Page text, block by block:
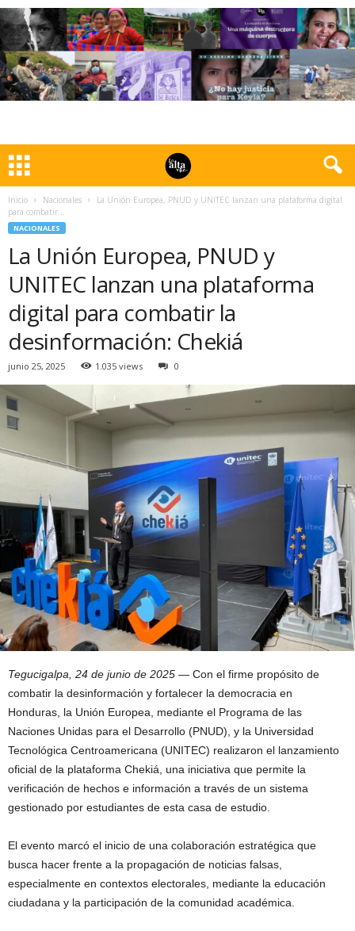
Inicio Nacionales
La Unión Europea, PNUD y UNITEC lanzan una plataforma digital
para combatir...
NACIONALES
La Unión Europea, PNUD y
UNITEC lanzan una plataforma
digital para combatir la
desinformación: Chekiá
junio 25, 2025 1.035 views 0
Tegucigalpa, 24 de junio de 2025 — Con el firme propósito de
combatir la desinformación y fortalecer la democracia en
Honduras, la Unión Europea, mediante el Programa de las
Naciones Unidas para el Desarrollo (PNUD), y la Universidad
Tecnológica Centroamericana (UNITEC) realizaron el lanzamiento
oficial de la plataforma Chekiá, una iniciativa que permite la
verificación de hechos e información a través de un sistema
gestionado por estudiantes de esta casa de estudio.
El evento marcó el inicio de una colaboración estratégica que
busca hacer frente a la propagación de noticias falsas,
especialmente en contextos electorales, mediante la educación
ciudadana y la participación de la comunidad académica.